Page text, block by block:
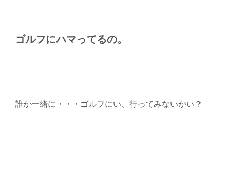
ゴルフにハマってるの。
誰か一緒に・・・ゴルフにい、行ってみないかい？